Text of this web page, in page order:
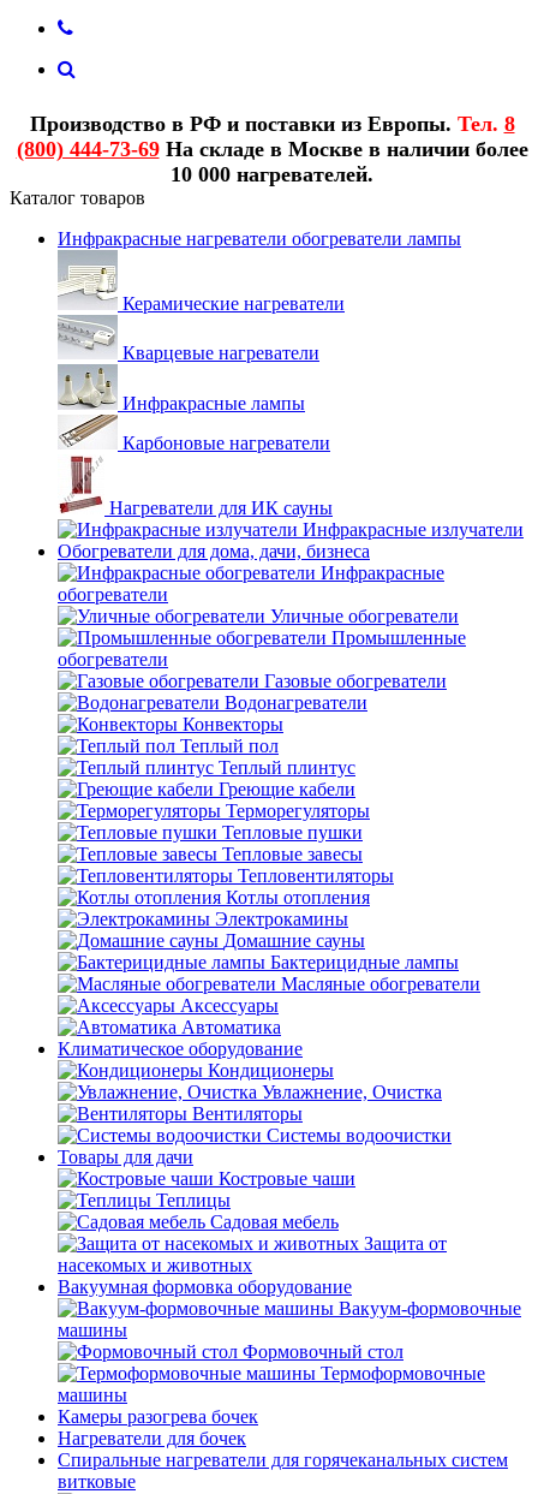
Производство в РФ и поставки из Европы. Тел. 8
(800) 444-73-69На складе в Москве в наличии более
10 000 нагревателей.
Каталог товаров
Инфракрасные нагреватели обогреватели лампы
Керамические нагреватели
Кварцевые нагреватели
Инфракрасные лампы
Карбоновые нагреватели
Нагреватели для ИК сауны
Инфракрасные излучатели
Обогреватели для дома, дачи, бизнеса
Инфракрасные
обогреватели
Уличные обогреватели
Промышленные
обогреватели
Газовые обогреватели
Водонагреватели
Конвекторы
Теплый пол
Теплый плинтус
Греющие кабели
Терморегуляторы
Тепловые пушки
Тепловые завесы
Тепловентиляторы
Котлы отопления
Электрокамины
Домашние сауны
Бактерицидные лампы
Масляные обогреватели
Аксессуары
Автоматика
Климатическое оборудование
Кондиционеры
Увлажнение, Очистка
Вентиляторы
Системы водоочистки
Товары для дачи
Костровые чаши
Теплицы
Садовая мебель
Защита от
насекомых и животных
Вакуумная формовка оборудование
Вакуум-формовочные
машины
Формовочный стол
Термоформовочные
машины
Камеры разогрева бочек
Нагреватели для бочек
Спиральные нагреватели для горячеканальных систем
витковые